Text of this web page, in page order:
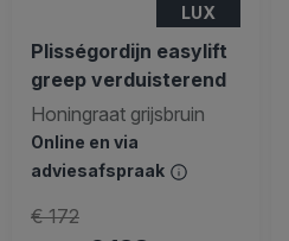
LUX
Plisségordijn easylift
greep verduisterend
Honingraat grijsbruin
Online en via
adviesafspraak
€ 172